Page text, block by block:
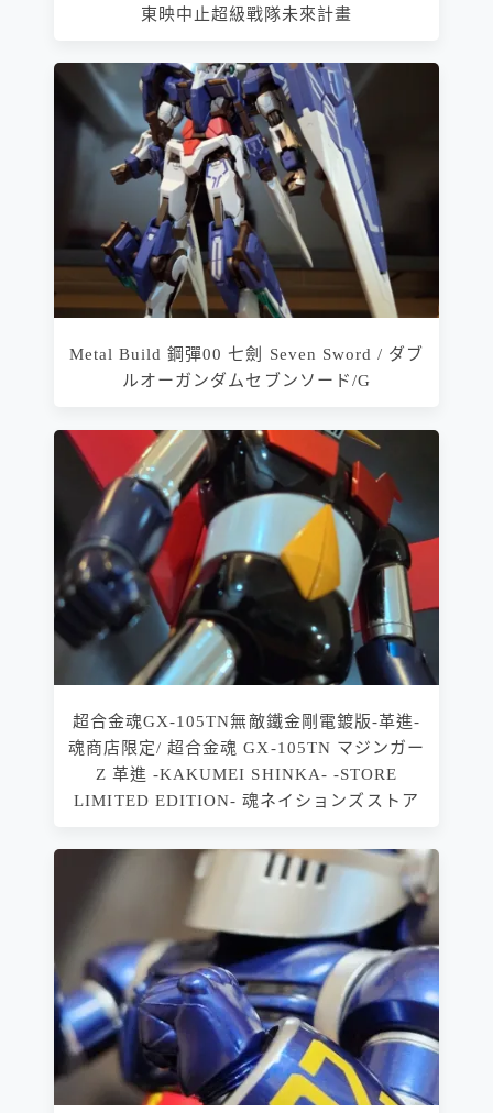
東映中止超級戰隊未來計畫
Metal Build 鋼彈00 七劍 Seven Sword / ダブ
ルオーガンダムセブンソード/G
超合金魂GX-105TN無敵鐵金剛電鍍版-革進-
魂商店限定/ 超合金魂 GX-105TN マジンガー
Z 革進 -KAKUMEI SHINKA- -STORE
LIMITED EDITION- 魂ネイションズストア